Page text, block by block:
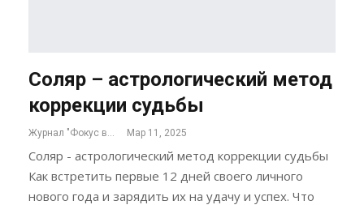
Соляр – астрологический метод
коррекции судьбы
Мар 11, 2025
Соляр - астрологический метод коррекции судьбы
Как встретить первые 12 дней своего личного
нового года и зарядить их на удачу и успех. Что